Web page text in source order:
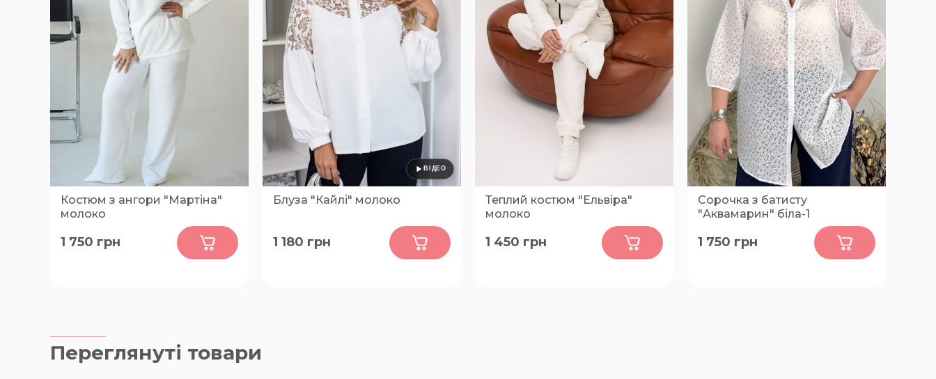
Костюм з ангори "Мартіна"
молоко
48-50, 52-54, 56-58, 60-62
1 750 грн
Блуза "Кайлі" молоко
48-50, 52-54, 56-58, 60-62
1 180 грн
Теплий костюм "Ельвіра"
молоко
42-44, 44-46, 48-50, 52-54, 56-58,
1 450 грн
Сорочка з батисту
"Аквамарин" біла-1
50-52, 54-56, 58-60, 62-64, 66-68
1 750 грн
Переглянуті товари